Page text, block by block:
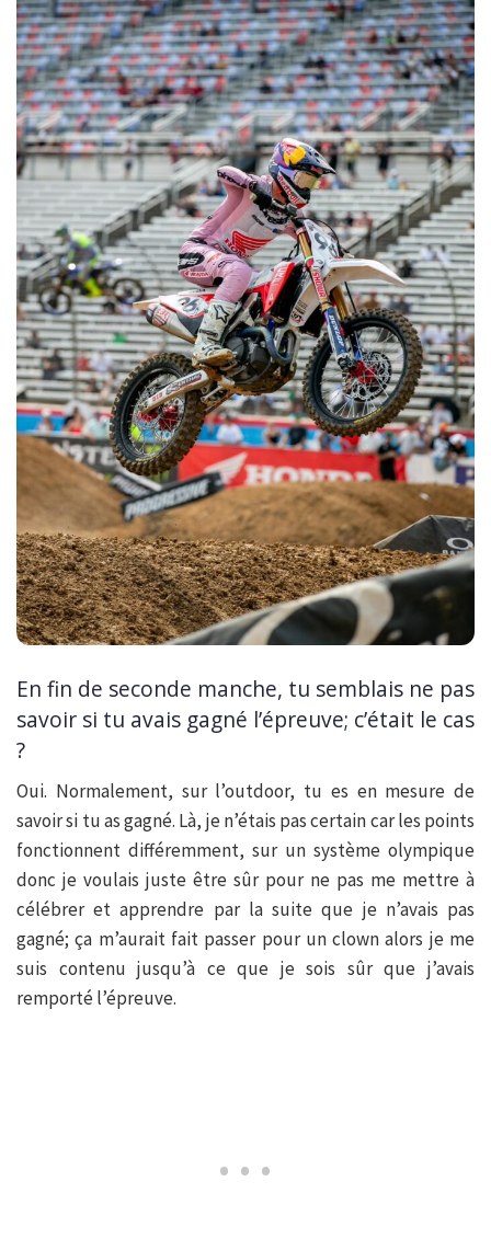
En fin de seconde manche, tu semblais ne pas
savoir si tu avais gagné l’épreuve; c’était le cas
?
Oui. Normalement, sur l’outdoor, tu es en mesure de
savoir si tu as gagné. Là, je n’étais pas certain car les points
fonctionnent différemment, sur un système olympique
donc je voulais juste être sûr pour ne pas me mettre à
célébrer et apprendre par la suite que je n’avais pas
gagné; ça m’aurait fait passer pour un clown alors je me
suis contenu jusqu’à ce que je sois sûr que j’avais
remporté l’épreuve.